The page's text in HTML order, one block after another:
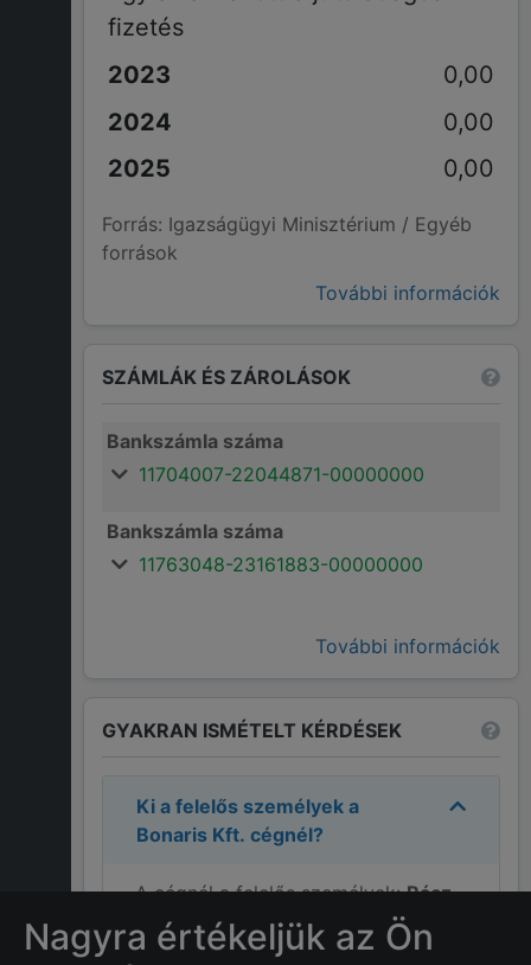
fizetés
0,00
0,00
0,00
Forrás: Igazságügyi Minisztérium / Egyéb
források
További információk
SZÁMLÁK ÉS ZÁROLÁSOK
Bankszámla száma
11704007-22044871-00000000
Bankszámla száma
11763048-23161883-00000000
További információk
GYAKRAN ISMÉTELT KÉRDÉSEK
Ki a felelős személyek a
Bonaris Kft. cégnél?
A cégnél a felelős személyek:Rácz
István
Nagyra értékeljük az Ön